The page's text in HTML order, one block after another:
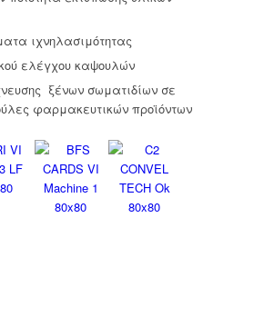
ιχνηλασιμότητας
ελέγχου καψουλών
ξένων σωματιδίων σε
φαρμακευτικών προϊόντων